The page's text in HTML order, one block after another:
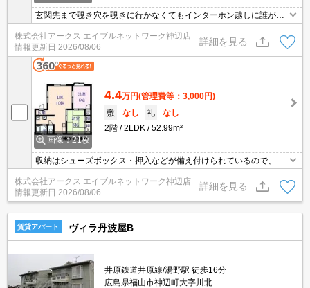
玄関先まで覗き穴を覗きに行かなくてもインターホン越しに誰が来
ス・押入などが備え付けられているので、衣類や日用品の収納に重
宝します。独立洗面台が付いているので床が水で濡れたり鏡が曇っ
たりしにくく、清潔な状態を保ちやすくなっております。
株式会社アークス エイブルネットワーク神辺店
情報更新日 2026/08/06
詳細を見る
画像：21枚
4.4万円(管理費等：3,000円)
敷
なし 礼
なし
2階
2LDK 52.99m²
収納はシューズボックス・押入などが備え付けられているので、衣
類や日用品の収納に重宝します。モニターで来訪者を確認し、イン
ターホンで対面せずに会話することができます。忙しい朝でも鏡を
見ながらサッと身支度を整えられる独立洗面台があります。この物
件はバルコニー付きで、用途に合わせて活用できおすすめです。
株式会社アークス エイブルネットワーク神辺店
情報更新日 2026/08/06
詳細を見る
賃貸アパート ヴィラ丹波屋B
井原鉄道井原線/湯野駅 徒歩16分
広島県福山市神辺町大字川北